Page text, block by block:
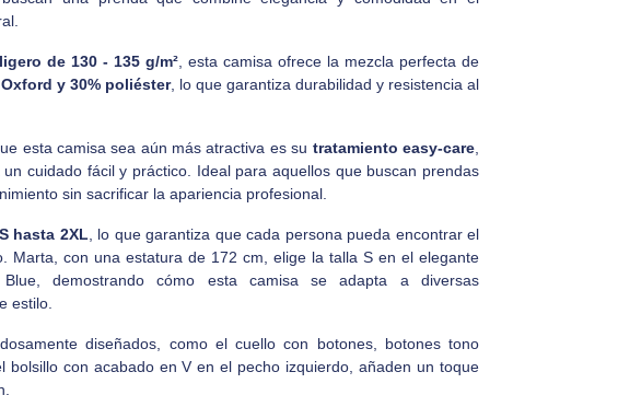
de 130 - 135 g/m² , esta camisa ofrece la mezcla perfecta de
y 30% poliéster, lo que garantiza durabilidad y resistencia al
esta camisa sea aún más atractiva es su tratamiento easy-care
cuidado fácil y práctico. Ideal para aquellos que buscan prendas
sin sacrificar la apariencia profesional.
hasta 2XL , lo que garantiza que cada persona pueda encontrar el
Marta, con una estatura de 172 cm, elige la talla S en el elegante
demostrando cómo esta camisa se adapta a diversas
estilo.
diseñados, como el cuello con botones, botones tono
bolsillo con acabado en V en el pecho izquierdo, añaden un toque